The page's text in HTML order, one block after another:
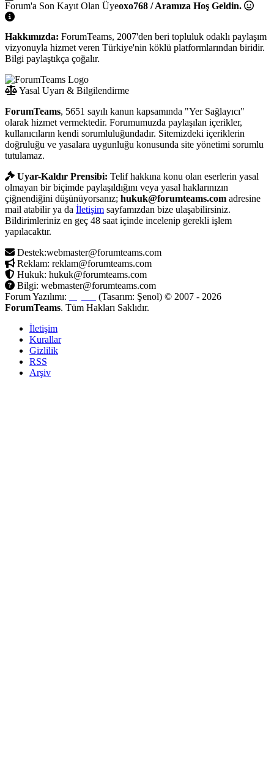
Forum'a Son Kayıt Olan Üyeoxo768 / Aramıza Hoş Geldin.
Hakkımızda: ForumTeams, 2007'den beri topluluk odaklı paylaşım
vizyonuyla hizmet veren Türkiye'nin köklü platformlarından biridir.
Bilgi paylaştıkça çoğalır.
Yasal Uyarı & Bilgilendirme
ForumTeams, 5651 sayılı kanun kapsamında "Yer Sağlayıcı"
olarak hizmet vermektedir. Forumumuzda paylaşılan içerikler,
kullanıcıların kendi sorumluluğundadır. Sitemizdeki içeriklerin
doğruluğu ve yasalara uygunluğu konusunda site yönetimi sorumlu
tutulamaz.
Uyar-Kaldır Prensibi: Telif hakkına konu olan eserlerin yasal
olmayan bir biçimde paylaşıldığını veya yasal haklarınızın
çiğnendiğini düşünüyorsanız; hukuk@forumteams.com adresine
mail atabilir ya da İletişim sayfamızdan bize ulaşabilirsiniz.
Bildirimleriniz en geç 48 saat içinde incelenip gerekli işlem
yapılacaktır.
Destek:webmaster@forumteams.com
Reklam: reklam@forumteams.com
Hukuk: hukuk@forumteams.com
Bilgi: webmaster@forumteams.com
Forum Yazılımı:
(Tasarım: Şenol) © 2007 - 2026
ForumTeams. Tüm Hakları Saklıdır.
İletişim
Kurallar
Gizlilik
RSS
Arşiv